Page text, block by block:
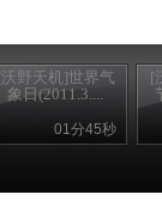
野天机]世界气
象日(2011.3....
01分45秒
[